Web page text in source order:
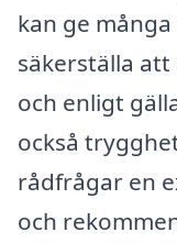
kan ge
säkerställa
och enligt
också
rådfrågar en
och